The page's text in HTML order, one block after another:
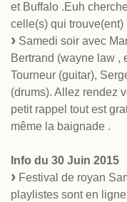
et Buffalo .Euh
celle(s) qui trouve(ent)
Samedi soir avec
Bertrand (wayne law ,
Tourneur (guitar),
(drums). Allez rendez
petit rappel tout est
même la baignade .
Info du 30 Juin 2015
Festival de royan
playlistes sont en